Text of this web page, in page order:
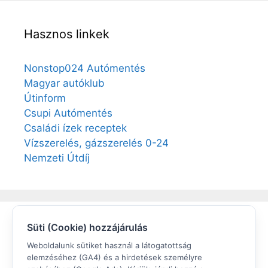
Süti (Cookie) hozzájárulás
Weboldalunk sütiket használ a látogatottság
elemzéséhez (GA4) és a hirdetések személyre
Hasznos linkek
Nonstop024 Autómentés
Magyar autóklub
Útinform
Csupi Autómentés
Családi ízek receptek
Vízszerelés, gázszerelés 0-24
Nemzeti Útdíj
Elégedett volt?